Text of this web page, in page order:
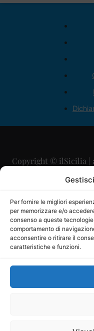
Per fornire le migliori
per memorizzare e/o
consenso a queste
comportamento di
acconsentire o ritirare il
caratteristiche e funzioni.
Copyright © ilSicilia |
Direttore
Direttore
Mercurio
iscritta al Registro